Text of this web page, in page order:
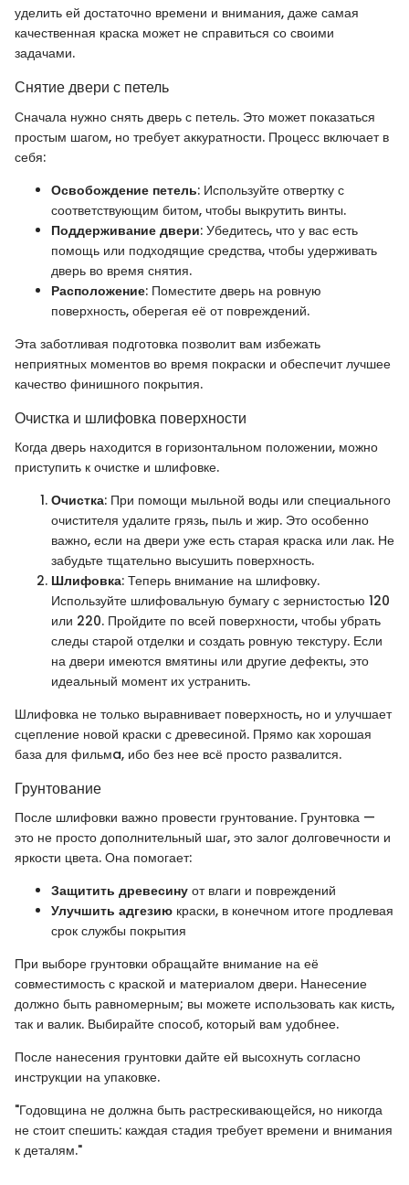
уделить ей достаточно времени и внимания, даже самая
качественная краска может не справиться со своими
задачами.
Снятие двери с петель
Сначала нужно снять дверь с петель. Это может показаться
простым шагом, но требует аккуратности. Процесс включает в
себя:
Освобождение петель: Используйте отвертку с
соответствующим битом, чтобы выкрутить винты.
Поддерживание двери: Убедитесь, что у вас есть
помощь или подходящие средства, чтобы удерживать
дверь во время снятия.
Расположение: Поместите дверь на ровную
поверхность, оберегая её от повреждений.
Эта заботливая подготовка позволит вам избежать
неприятных моментов во время покраски и обеспечит лучшее
качество финишного покрытия.
Очистка и шлифовка поверхности
Когда дверь находится в горизонтальном положении, можно
приступить к очистке и шлифовке.
Очистка: При помощи мыльной воды или специального
очистителя удалите грязь, пыль и жир. Это особенно
важно, если на двери уже есть старая краска или лак. Не
забудьте тщательно высушить поверхность.
Шлифовка: Теперь внимание на шлифовку.
Используйте шлифовальную бумагу с зернистостью 120
или 220. Пройдите по всей поверхности, чтобы убрать
следы старой отделки и создать ровную текстуру. Если
на двери имеются вмятины или другие дефекты, это
идеальный момент их устранить.
Шлифовка не только выравнивает поверхность, но и улучшает
сцепление новой краски с древесиной. Прямо как хорошая
база для фильмa, ибо без нее всё просто развалится.
Грунтование
После шлифовки важно провести грунтование. Грунтовка —
это не просто дополнительный шаг, это залог долговечности и
яркости цвета. Она помогает:
Защитить древесину от влаги и повреждений
Улучшить адгезию краски, в конечном итоге продлевая
срок службы покрытия
При выборе грунтовки обращайте внимание на её
совместимость с краской и материалом двери. Нанесение
должно быть равномерным; вы можете использовать как кисть,
так и валик. Выбирайте способ, который вам удобнее.
После нанесения грунтовки дайте ей высохнуть согласно
инструкции на упаковке.
"Годовщина не должна быть растрескивающейся, но никогда
не стоит спешить: каждая стадия требует времени и внимания
к деталям."